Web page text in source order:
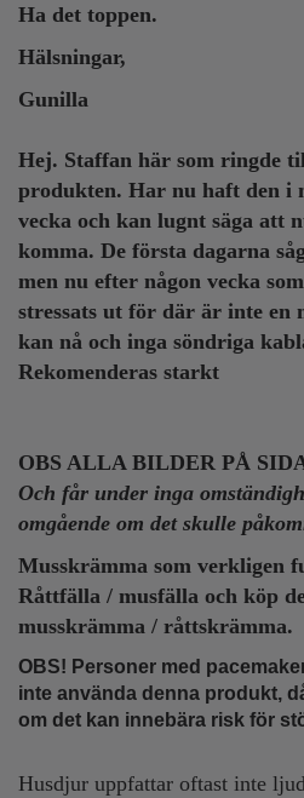
Ha det toppen.
Hälsningar,
Gunilla
Hej. Staffan här som ringde
produkten. Har nu haft den i
vecka och kan lugnt säga att
komma. De första dagarna
men nu efter någon vecka
stressats ut för där är inte en
kan nå och inga söndriga
Rekomenderas starkt
OBS ALLA BILDER PÅ
Och får under inga
omgående om det skulle
Musskrämma som verkligen
Råttfälla / musfälla och köp
musskrämma / råttskrämma.
OBS! Personer med
inte använda denna produkt,
om det kan innebära risk för
Husdjur uppfattar oftast inte